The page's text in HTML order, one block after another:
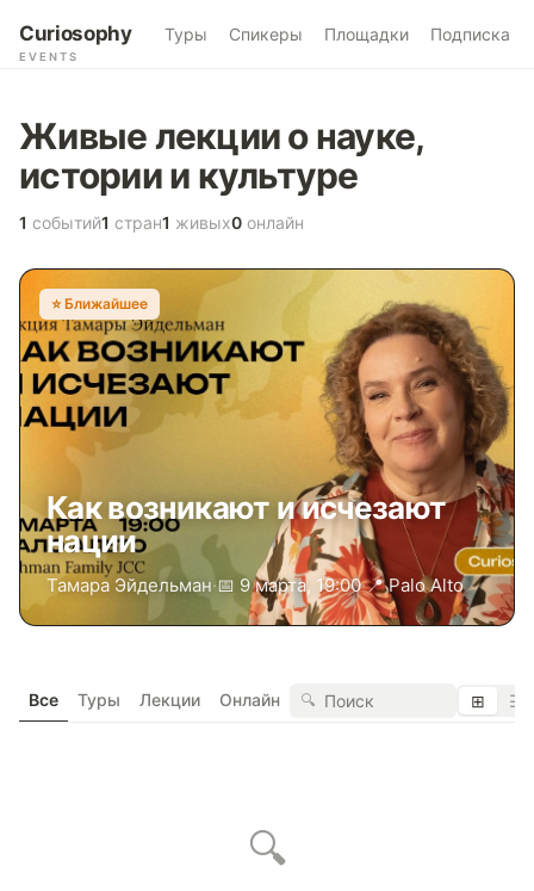
Curiosophy
EVENTS
Туры Спикеры Площадки Подписка
Живые лекции о науке,
истории и культуре
1 событий1 стран1 живых0 онлайн
⭐️ Ближайшее
Как возникают и исчезают
нации
Тамара Эйдельман·📅 9 марта, 19:00·📍 Palo Alto
Все Туры Лекции Онлайн 🔍 ⊞ ☰
🔍